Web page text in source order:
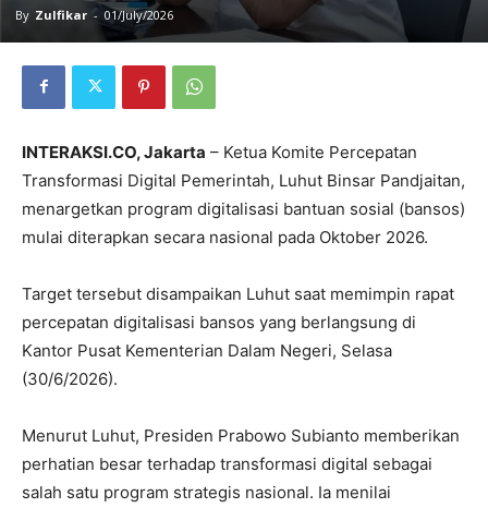
By Zulfikar - 01/July/2026
INTERAKSI.CO, Jakarta – Ketua Komite Percepatan
Transformasi Digital Pemerintah, Luhut Binsar Pandjaitan,
menargetkan program digitalisasi bantuan sosial (bansos)
mulai diterapkan secara nasional pada Oktober 2026.
Target tersebut disampaikan Luhut saat memimpin rapat
percepatan digitalisasi bansos yang berlangsung di
Kantor Pusat Kementerian Dalam Negeri, Selasa
(30/6/2026).
Menurut Luhut, Presiden Prabowo Subianto memberikan
perhatian besar terhadap transformasi digital sebagai
salah satu program strategis nasional. Ia menilai